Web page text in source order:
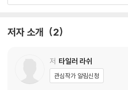
2장 다가올 미래는 예전과 같지 않다
우리는 너무 작다는 말
아직 위기가 아니라는 말은 핑계이다
가장 저렴한 것이 아니라 가장 좋은 것
저자 소개 2
저 타일러 라쉬
관심작가 알림신청